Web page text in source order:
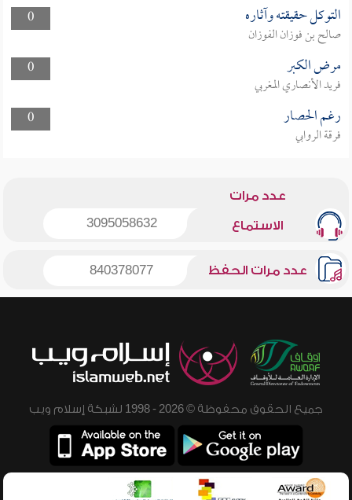
0
التوكل حقيقته وآثاره
صالح بن فوزان الفوزان
0
مرض الكبر
فريد الأنصاري المغربي
0
رغم الحصار
فرقة الروابي
عدد مرات
الاستماع 3095058632
عدد مرات الحفظ 840378077
جميع الحقوق محفوظة © 2026 - 1998 لشبكة إسلام ويب